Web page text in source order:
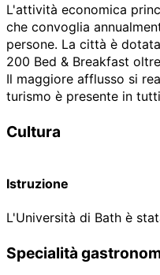
L'attività economica
che convoglia
persone. La città è
200 Bed & Breakfast
Il maggiore afflusso si
turismo è presente in
Cultura
Istruzione
L'Università di Bath è
Specialità